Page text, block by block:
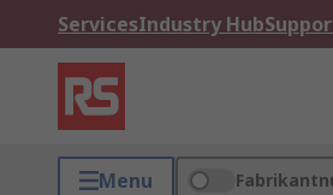
ServicesIndustry Hub
Menu